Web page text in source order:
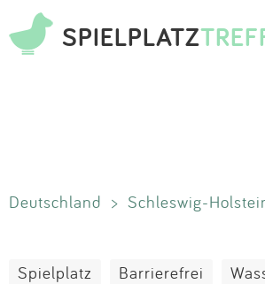
SPIELPLATZ
Deutschland > Schleswig-
Spielplatz Barrierefrei